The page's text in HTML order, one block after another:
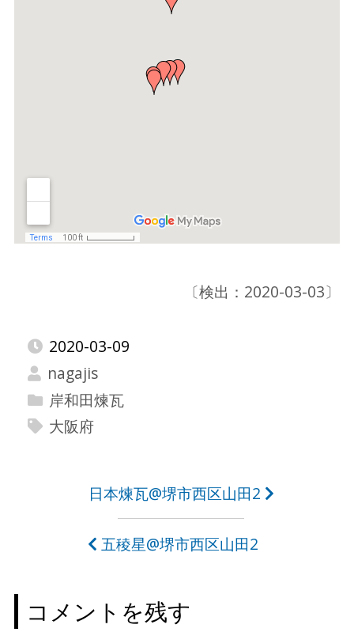
〔検出：2020-03-03〕
2020-03-09
nagajis
岸和田煉瓦
大阪府
ビ
ゲ
日本煉瓦@堺市西区山田2
五稜星@堺市西区山田2
コメントを残す